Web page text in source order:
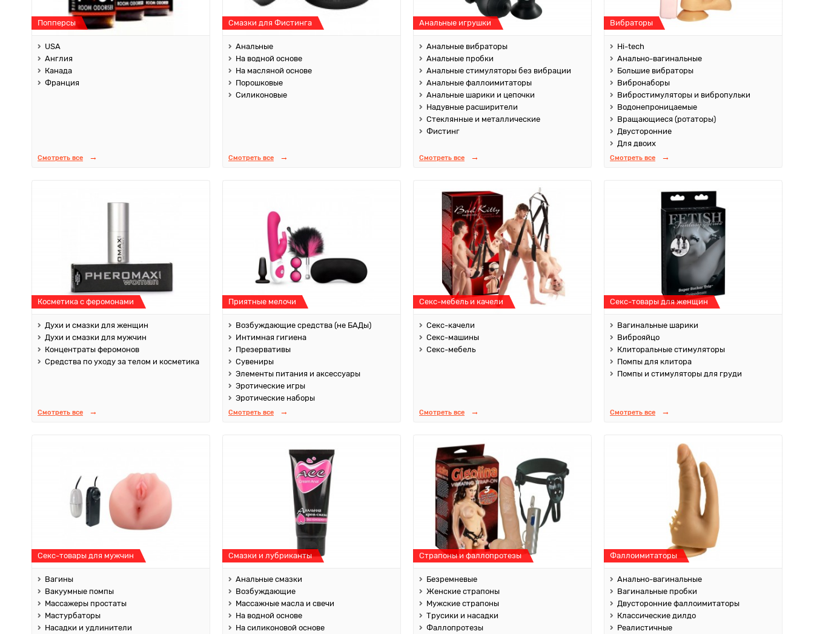
Попперсы
USA
Англия
Канада
Франция
Смотреть все
Смазки для Фистинга
Анальные
На водной основе
На масляной основе
Порошковые
Силиконовые
Смотреть все
Анальные игрушки
Анальные вибраторы
Анальные пробки
Анальные стимуляторы без вибрации
Анальные фаллоимитаторы
Анальные шарики и цепочки
Надувные расширители
Стеклянные и металлические
Фистинг
Смотреть все
Вибраторы
Hi-tech
Анально-вагинальные
Большие вибраторы
Вибронаборы
Вибростимуляторы и вибропульки
Водонепроницаемые
Вращающиеся (ротаторы)
Двусторонние
Для двоих
Смотреть все
Косметика с феромонами
Духи и смазки для женщин
Духи и смазки для мужчин
Концентраты феромонов
Средства по уходу за телом и косметика
Смотреть все
Приятные мелочи
Возбуждающие средства (не БАДы)
Интимная гигиена
Презервативы
Сувениры
Элементы питания и аксессуары
Эротические игры
Эротические наборы
Смотреть все
Секс-мебель и качели
Секс-качели
Секс-машины
Секс-мебель
Смотреть все
Секс-товары для женщин
Вагинальные шарики
Виброяйцо
Клиторальные стимуляторы
Помпы для клитора
Помпы и стимуляторы для груди
Смотреть все
Секс-товары для мужчин
Вагины
Вакуумные помпы
Массажеры простаты
Мастурбаторы
Насадки и удлинители
Смазки и лубриканты
Анальные смазки
Возбуждающие
Массажные масла и свечи
На водной основе
На силиконовой основе
Страпоны и фаллопротезы
Безремневые
Женские страпоны
Мужские страпоны
Трусики и насадки
Фаллопротезы
Фаллоимитаторы
Анально-вагинальные
Вагинальные пробки
Двусторонние фаллоимитаторы
Классические дилдо
Реалистичные